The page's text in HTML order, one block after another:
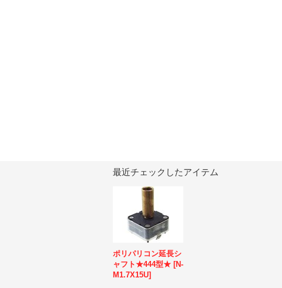
最近チェックしたアイテム
ポリパリコン延長シ
ャフト★444型★ [N-
M1.7X15U]